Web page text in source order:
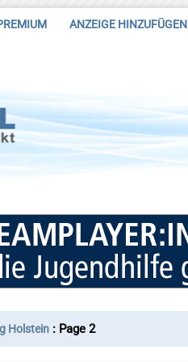
ANZEIGE HINZUFÜGEN
Holstein : Page 2